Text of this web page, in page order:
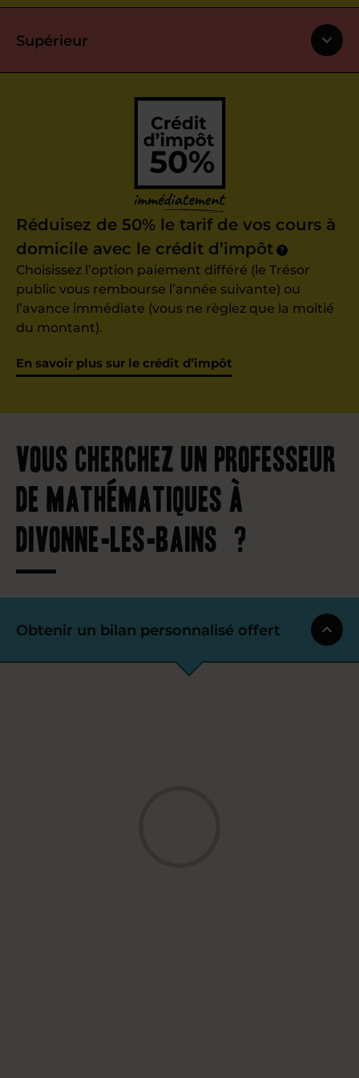
Supérieur
Réduisez de 50% le tarif de vos cours à
domicile avec le crédit d’impôt
?
Choisissez l’option paiement différé (le Trésor
public vous rembourse l’année suivante) ou
l’avance immédiate (vous ne règlez que la moitié
du montant).
En savoir plus sur le crédit d’impôt
Vous cherchez un professeur
de mathématiques à
Divonne-les-Bains ?
Obtenir un bilan personnalisé offert